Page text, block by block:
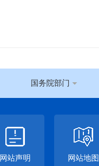
国务院部门
网站声明 网站地图